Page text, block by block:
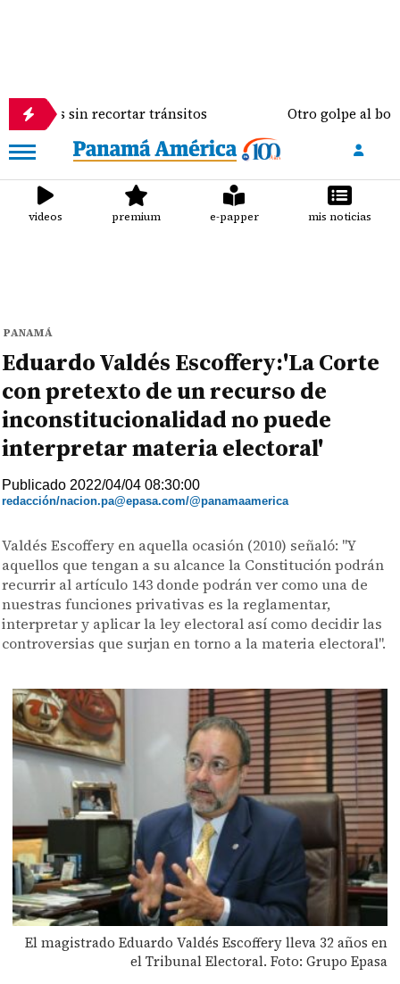
recortar tránsitos Otro golpe al bolsillo del
videos premium e-papper mis noticias
PANAMÁ
Eduardo Valdés Escoffery:'La Corte
con pretexto de un recurso de
inconstitucionalidad no puede
interpretar materia electoral'
Publicado 2022/04/04 08:30:00
redacción/nacion.pa@epasa.com/@panamaamerica
Valdés Escoffery en aquella ocasión (2010) señaló: "Y
aquellos que tengan a su alcance la Constitución podrán
recurrir al artículo 143 donde podrán ver como una de
nuestras funciones privativas es la reglamentar,
interpretar y aplicar la ley electoral así como decidir las
controversias que surjan en torno a la materia electoral".
El magistrado Eduardo Valdés Escoffery lleva 32 años en
el Tribunal Electoral. Foto: Grupo Epasa